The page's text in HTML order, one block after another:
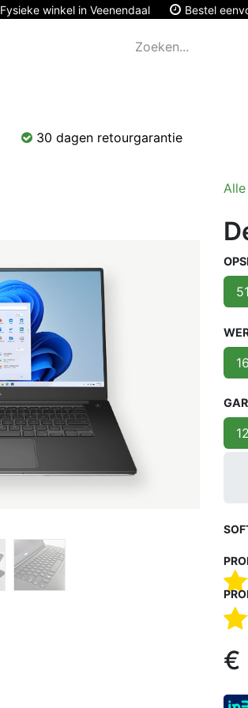
Fysieke winkel in Veenendaal Bestel
30 dagen retourgarantie
€